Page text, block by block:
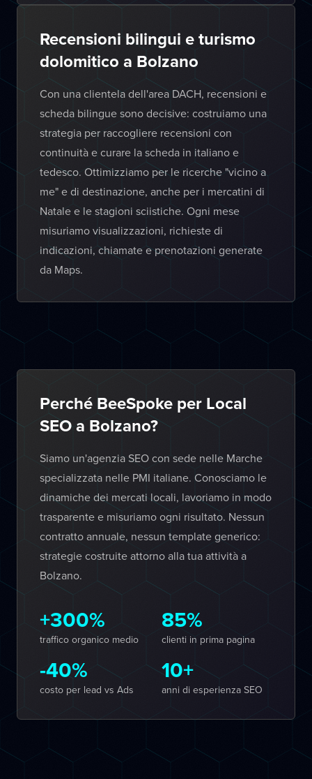
Recensioni bilingui e turismo
dolomitico a Bolzano
Con una clientela dell'area DACH, recensioni e
scheda bilingue sono decisive: costruiamo una
strategia per raccogliere recensioni con
continuità e curare la scheda in italiano e
tedesco. Ottimizziamo per le ricerche "vicino a
me" e di destinazione, anche per i mercatini di
Natale e le stagioni sciistiche. Ogni mese
misuriamo visualizzazioni, richieste di
indicazioni, chiamate e prenotazioni generate
da Maps.
Perché BeeSpoke per Local
SEO a Bolzano?
Siamo un'agenzia SEO con sede nelle Marche
specializzata nelle PMI italiane. Conosciamo le
dinamiche dei mercati locali, lavoriamo in modo
trasparente e misuriamo ogni risultato. Nessun
contratto annuale, nessun template generico:
strategie costruite attorno alla tua attività a
Bolzano.
+300%
traffico organico medio
85%
clienti in prima pagina
-40%
costo per lead vs Ads
10+
anni di esperienza SEO